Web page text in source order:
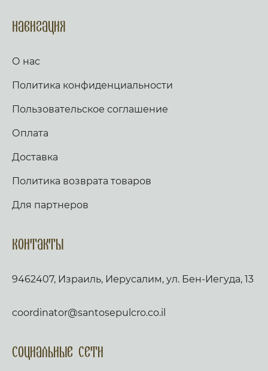
Навигация
О нас
Политика конфиденциальности
Пользовательское соглашение
Оплата
Доставка
Политика возврата товаров
Для партнеров
Контакты
9462407, Израиль, Иерусалим, ул. Бен-Иегуда, 13
coordinator@santosepulcro.co.il
Социальные сети